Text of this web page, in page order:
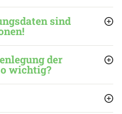
sind
der
wichtig?